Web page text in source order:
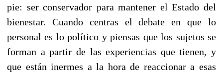
pie: ser conservador para mantener el Estado del
bienestar. Cuando centras el debate en que lo
personal es lo político y piensas que los sujetos se
forman a partir de las experiencias que tienen, y
que están inermes a la hora de reaccionar a esas